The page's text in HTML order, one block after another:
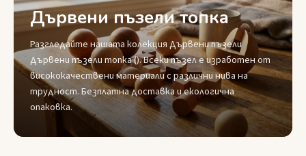
Дървени пъзели топка
Разгледайте нашата колекция Дървени пъзели
Дървени пъзели топка (). Всеки пъзел е изработен от
висококачествени материали с различни нива на
трудност. Безплатна доставка и екологична
опаковка.